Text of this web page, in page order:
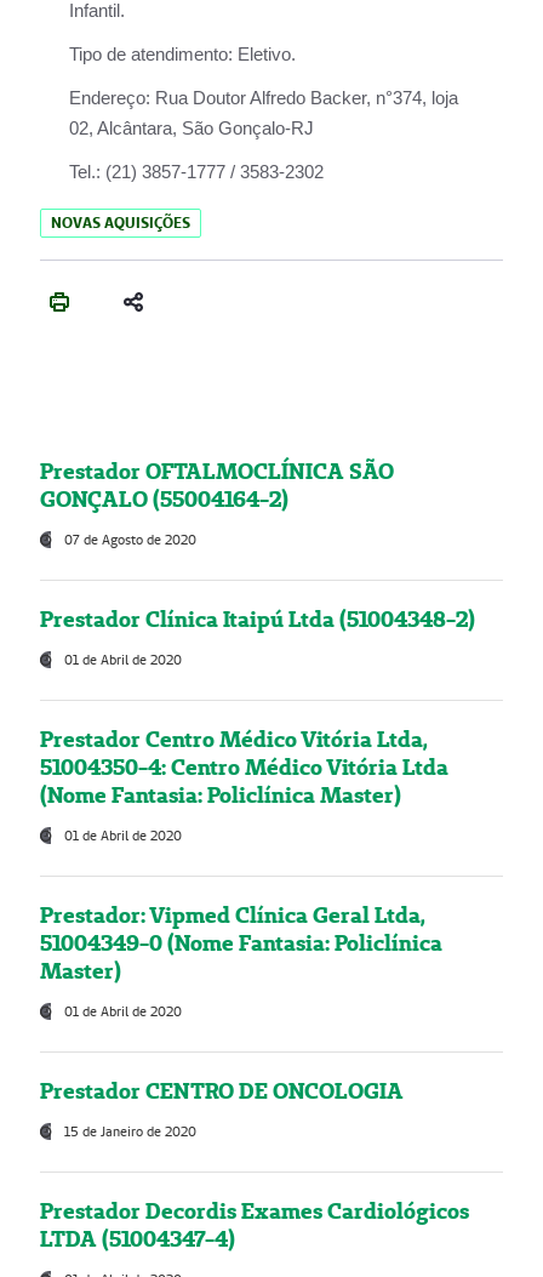
Infantil.
Tipo de atendimento: Eletivo.
Endereço: Rua Doutor Alfredo Backer, n°374, loja
02, Alcântara, São Gonçalo-RJ
Tel.: (21) 3857-1777 / 3583-2302
NOVAS AQUISIÇÕES
Prestador OFTALMOCLÍNICA SÃO
GONÇALO (55004164-2)
07 de Agosto de 2020
Prestador Clínica Itaipú Ltda (51004348-2)
01 de Abril de 2020
Prestador Centro Médico Vitória Ltda,
51004350-4: Centro Médico Vitória Ltda
(Nome Fantasia: Policlínica Master)
01 de Abril de 2020
Prestador: Vipmed Clínica Geral Ltda,
51004349-0 (Nome Fantasia: Policlínica
Master)
01 de Abril de 2020
Prestador CENTRO DE ONCOLOGIA
15 de Janeiro de 2020
Prestador Decordis Exames Cardiológicos
LTDA (51004347-4)